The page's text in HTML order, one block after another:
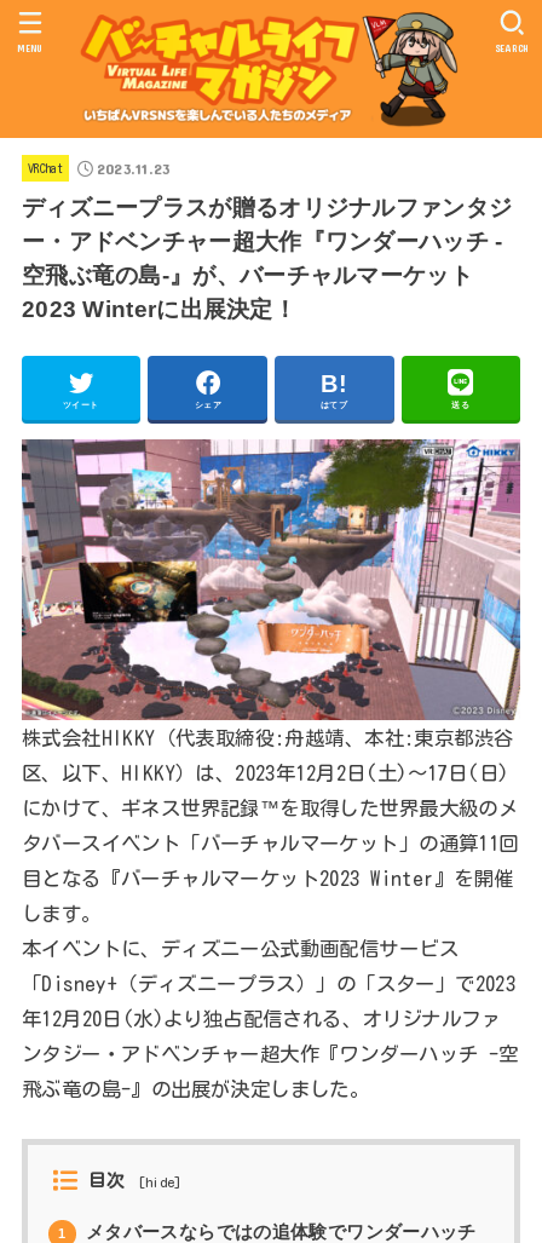
SEARCH
MENU
VRChat 2023.11.23
ディズニープラスが贈るオリジナルファンタジ
ー・アドベンチャー超大作『ワンダーハッチ -
空飛ぶ竜の島-』が、バーチャルマーケット
2023 Winterに出展決定！
ツイート シェア はてブ 送る
株式会社HIKKY（代表取締役:舟越靖、本社:東京都渋谷
区、以下、HIKKY）は、2023年12月2日(土)～17日(日)
にかけて、ギネス世界記録™を取得した世界最大級のメ
タバースイベント「バーチャルマーケット」の通算11回
目となる『バーチャルマーケット2023 Winter』を開催
します。
本イベントに、ディズニー公式動画配信サービス
「Disney+（ディズニープラス）」の「スター」で2023
年12月20日(水)より独占配信される、オリジナルファ
ンタジー・アドベンチャー超大作『ワンダーハッチ -空
飛ぶ竜の島-』の出展が決定しました。
目次 [hide]
1
メタバースならではの追体験でワンダーハッチ